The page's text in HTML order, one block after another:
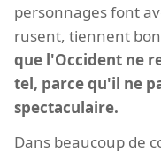
personnages font
rusent, tiennent
que l'Occident ne
tel, parce qu'il ne
spectaculaire.
Dans beaucoup de